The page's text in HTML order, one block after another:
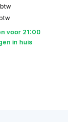
voor 21:00
in huis